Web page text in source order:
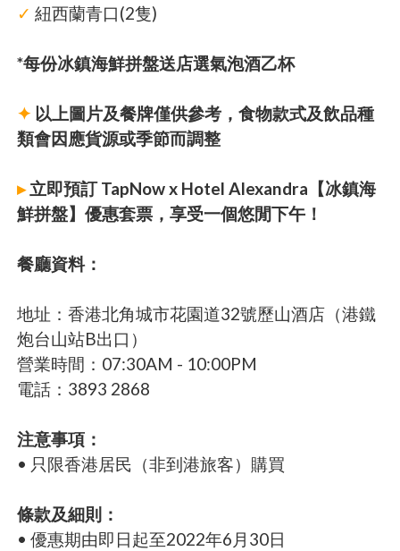
✓ 紐西蘭青口(2隻)
*每份冰鎮海鮮拼盤送店選氣泡酒乙杯
✦ 以上圖片及餐牌僅供參考，食物款式及飲品種
類會因應貨源或季節而調整
▸立即預訂 TapNow x Hotel Alexandra【冰鎮海
鮮拼盤】優惠套票，享受一個悠閒下午！
餐廳資料：
地址：香港北角城市花園道32號歷山酒店（港鐵
炮台山站B出口）
營業時間：07:30AM - 10:00PM
電話：3893 2868
注意事項：
• 只限香港居民（非到港旅客）購買
條款及細則：
• 優惠期由即日起至2022年6月30日